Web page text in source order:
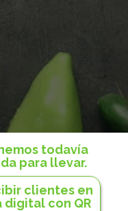
todavía
para llevar.
clientes en
con QR